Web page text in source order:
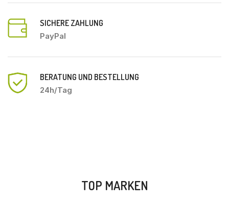
SICHERE ZAHLUNG
PayPal
BERATUNG UND BESTELLUNG
24h/Tag
TOP MARKEN